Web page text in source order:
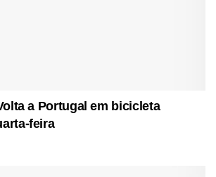
a Portugal em bicicleta
feira